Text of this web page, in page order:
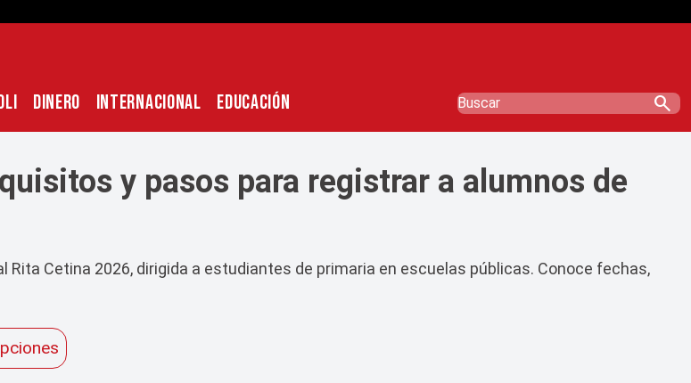
DINERO INTERNACIONAL EDUCACIÓN search
y pasos para registrar a alumnos de
Rita Cetina 2026, dirigida a estudiantes de primaria en escuelas públicas. Conoce fechas,